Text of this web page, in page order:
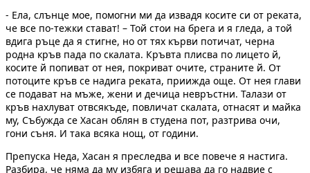
- Ела, слънце мое, помогни ми да извадя косите си от реката,
че все по-тежки стават! – Той стои на брега и я гледа, а той
вдига ръце да я стигне, но от тях кърви потичат, черна
родна кръв пада по скалата. Кръвта плисва по лицето й,
косите й попиват от нея, покриват очите, страните й. От
потоците кръв се надига реката, приижда още. От нея глави
се подават на мъже, жени и дечица невръстни. Талази от
кръв нахлуват отвсякъде, повличат скалата, отнасят и майка
му, Събужда се Хасан облян в студена пот, разтрива очи,
гони съня. И така всяка нощ, от години.
Препуска Неда, Хасан я преследва и все повече я настига.
Разбира, че няма да му избяга и решава да го надвие с